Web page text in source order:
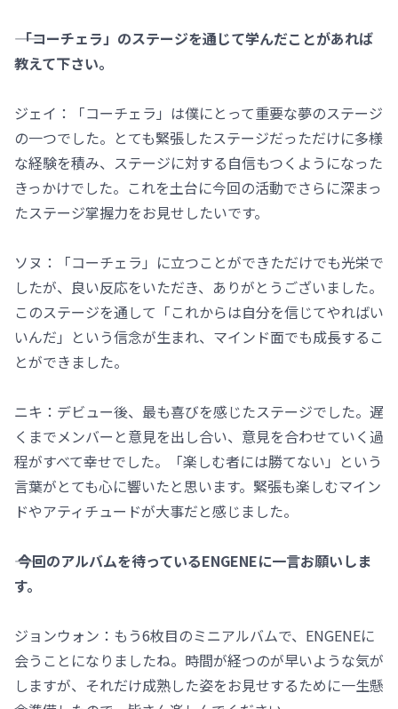
―― 「コーチェラ」のステージを通じて学んだことがあれば
教えて下さい。
ジェイ：「コーチェラ」は僕にとって重要な夢のステージ
の一つでした。とても緊張したステージだっただけに多様
な経験を積み、ステージに対する自信もつくようになった
きっかけでした。これを土台に今回の活動でさらに深まっ
たステージ掌握力をお見せしたいです。
ソヌ：「コーチェラ」に立つことができただけでも光栄で
したが、良い反応をいただき、ありがとうございました。
このステージを通して「これからは自分を信じてやればい
いんだ」という信念が生まれ、マインド面でも成長するこ
とができました。
ニキ：デビュー後、最も喜びを感じたステージでした。遅
くまでメンバーと意見を出し合い、意見を合わせていく過
程がすべて幸せでした。「楽しむ者には勝てない」という
言葉がとても心に響いたと思います。緊張も楽しむマイン
ドやアティチュードが大事だと感じました。
―― 今回のアルバムを待っているENGENEに一言お願いしま
す。
ジョンウォン：もう6枚目のミニアルバムで、ENGENEに
会うことになりましたね。時間が経つのが早いような気が
しますが、それだけ成熟した姿をお見せするために一生懸